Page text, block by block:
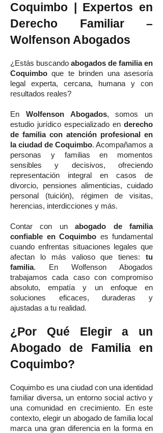
Coquimbo | Expertos en
Derecho Familiar –
Wolfenson Abogados
¿Estás buscando abogados de familia en
Coquimbo que te brinden una asesoría
legal experta, cercana, humana y con
resultados reales?
En Wolfenson Abogados, somos un
estudio jurídico especializado en derecho
de familia con atención profesional en
la ciudad de Coquimbo. Acompañamos a
personas y familias en momentos
sensibles y decisivos, ofreciendo
representación integral en casos de
divorcio, pensiones alimenticias, cuidado
personal (tuición), régimen de visitas,
herencias, interdicciones y más.
Contar con unabogado de familia
confiable en Coquimbo es fundamental
cuando enfrentas situaciones legales que
afectan lo más valioso que tienes: tu
familia. En Wolfenson Abogados
trabajamos cada caso con compromiso
absoluto, empatía y un enfoque en
soluciones eficaces, duraderas y
ajustadas a tu realidad.
¿Por Qué Elegir a un
Abogado de Familia en
Coquimbo?
Coquimbo es una ciudad con una identidad
familiar diversa, un entorno social activo y
una comunidad en crecimiento. En este
contexto, elegir un abogado de familia local
marca una gran diferencia en la forma en